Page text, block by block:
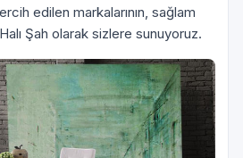
edilen markalarının, sağlam
Şah olarak sizlere sunuyoruz.